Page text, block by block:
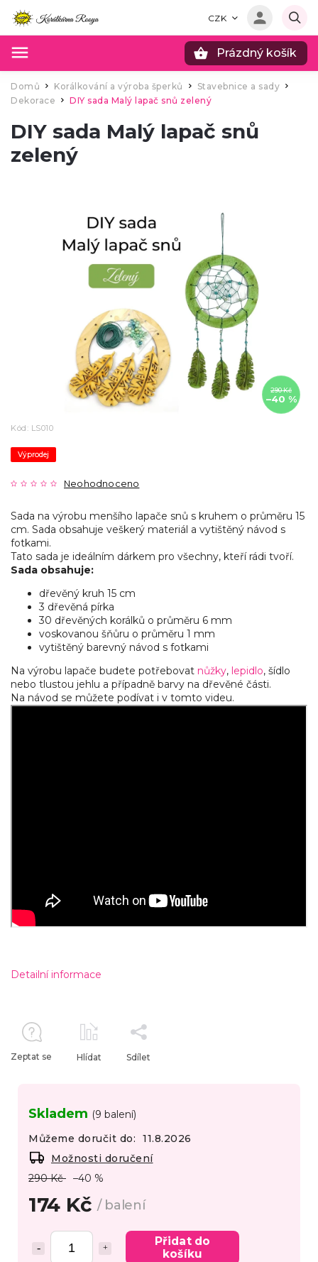
CZK
Prázdný košík
Domů / Korálkování a výroba šperků Stavebnice a sady /
Dekorace / DIY sada Malý lapač snů zelený
DIY sada Malý lapač snů
zelený
290 Kč
–40 %
Kód: LS010
Výprodej
Neohodnoceno
290 Kč –40 %
174 Kč/ balení
Přidat do
košíku
Skladem (9 balení)
Můžeme doručit do:
11.8.2026
Možnosti doručení
Sada na výrobu menšího lapače snů s kruhem o průměru 15
cm. Sada obsahuje veškerý materiál a vytištěný návod s
fotkami.
Tato sada je ideálním dárkem pro všechny, kteří rádi tvoří.
Sada obsahuje:
dřevěný kruh 15 cm
3 dřevěná pírka
30 dřevěných korálků o průměru 6 mm
voskovanou šňůru o průměru 1 mm
vytištěný barevný návod s fotkami
Na výrobu lapače budete potřebovat nůžky, lepidlo, šídlo
nebo tlustou jehlu a případně barvy na dřevěné části.
Na návod se můžete podívat i v tomto videu.
Detailní informace
Zeptat se Hlídat Sdílet